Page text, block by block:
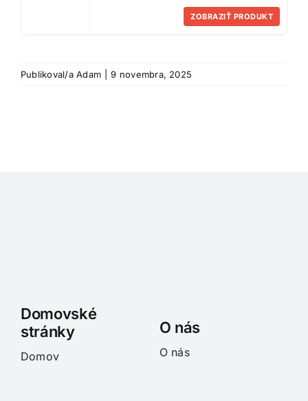
ZOBRAZIŤ PRODUKT
Publikoval/aAdam 9 novembra, 2025
Domovské
stránky
Domov
O nás
O nás